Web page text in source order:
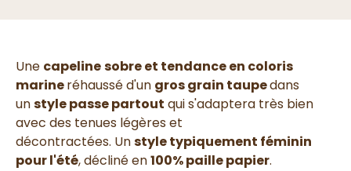
Une capelinesobre et tendance en coloris
marineréhaussé d'un gros grain taupedans
unstyle passe partout qui s'adaptera très bien
avec des tenues légères et
décontractées. Unstyle typiquement féminin
pour l'été, décliné en100% paille papier.